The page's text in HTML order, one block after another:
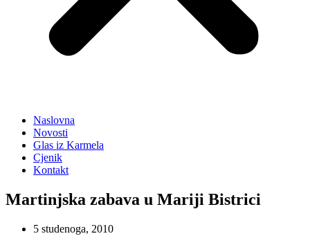
Naslovna
Novosti
Glas iz Karmela
Cjenik
Kontakt
Martinjska zabava u Mariji Bistrici
5 studenoga, 2010